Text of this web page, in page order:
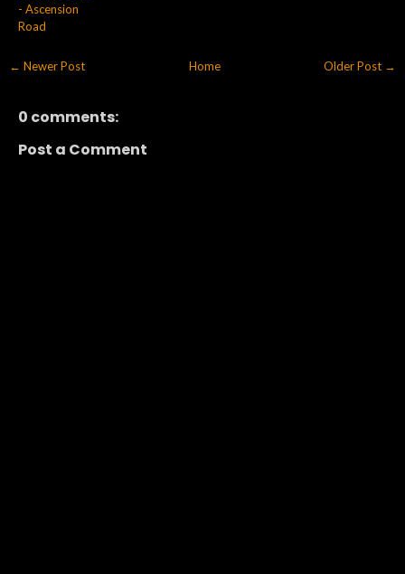
- Ascension
Road
← Newer Post Older Post →
Home
0 comments:
Post a Comment